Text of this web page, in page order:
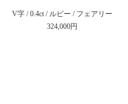
V字 / 0.4ct / ルビー / フェアリー
324,000円